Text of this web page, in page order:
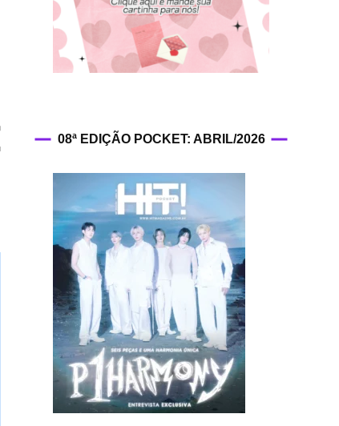
HIT!Fashion
HIT!Filmes
HIT!Hop
HIT!Leituras
HIT!Diary
HIT!Lyrics
HIT!Politics
HIT!Queer
08ª EDIÇÃO POCKET: ABRIL/2026